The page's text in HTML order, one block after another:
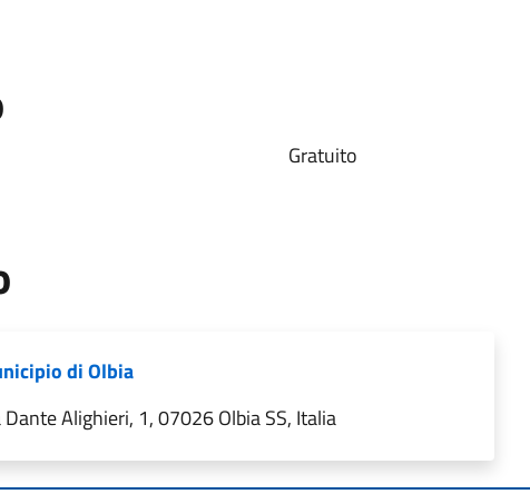
Gratuito
di Olbia
Dante Alighieri, 1, 07026 Olbia SS, Italia